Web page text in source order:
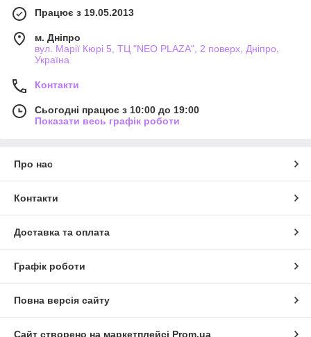
Працює з 19.05.2013
м. Дніпро
вул. Марії Кюрі 5, ТЦ "NEO PLAZA", 2 поверх, Дніпро,
Україна
Контакти
Сьогодні працює з 10:00 до 19:00
Показати весь графік роботи
Про нас
Контакти
Доставка та оплата
Графік роботи
Повна версія сайту
Сайт створено на маркетплейсі Prom.ua